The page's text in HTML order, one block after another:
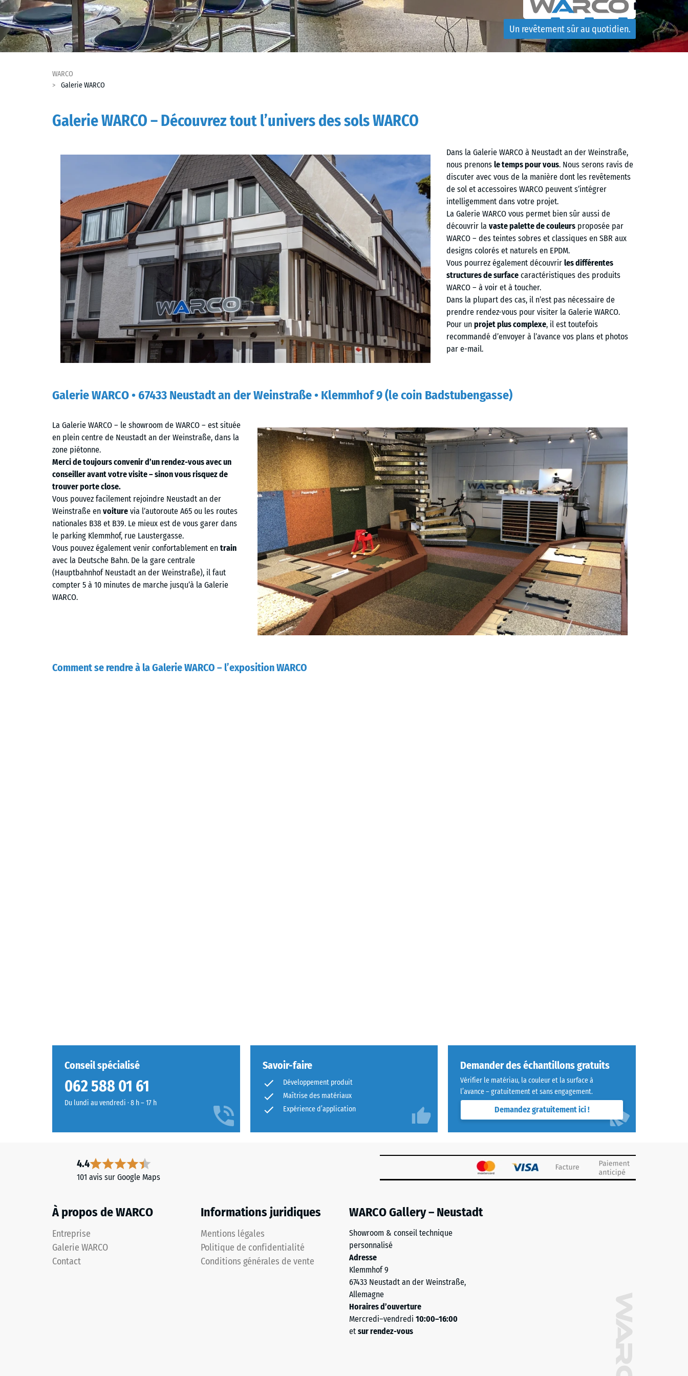
Un revêtement sûr au quotidien.
WARCO
Galerie WARCO
Galerie WARCO – Découvrez tout l’univers des sols WARCO
Dans la Galerie WARCO à Neustadt an der Weinstraße,
nous prenons le temps pour vous. Nous serons ravis de
discuter avec vous de la manière dont les revêtements
de sol et accessoires WARCO peuvent s’intégrer
intelligemment dans votre projet.
La Galerie WARCO vous permet bien sûr aussi de
découvrir la vaste palette de couleurs proposée par
WARCO – des teintes sobres et classiques en SBR aux
designs colorés et naturels en EPDM.
Vous pourrez également découvrir les différentes
structures de surface caractéristiques des produits
WARCO – à voir et à toucher.
Dans la plupart des cas, il n’est pas nécessaire de
prendre rendez-vous pour visiter la Galerie WARCO.
Pour un projet plus complexe, il est toutefois
recommandé d’envoyer à l’avance vos plans et photos
par e-mail.
Galerie WARCO • 67433 Neustadt an der Weinstraße • Klemmhof 9 (le coin Badstubengasse)
La Galerie WARCO – le showroom de WARCO – est située
en plein centre de Neustadt an der Weinstraße, dans la
zone piétonne.
Merci de toujours convenir d’un rendez-vous avec un
conseiller avant votre visite – sinon vous risquez de
trouver porte close.
Vous pouvez facilement rejoindre Neustadt an der
Weinstraße en voiture via l’autoroute A65 ou les routes
nationales B38 et B39. Le mieux est de vous garer dans
le parking Klemmhof, rue Laustergasse.
Vous pouvez également venir confortablement en train
avec la Deutsche Bahn. De la gare centrale
(Hauptbahnhof Neustadt an der Weinstraße), il faut
compter 5 à 10 minutes de marche jusqu’à la Galerie
WARCO.
Comment se rendre à la Galerie WARCO – l’exposition WARCO
Conseil spécialisé
062 588 01 61
Du lundi au vendredi · 8 h – 17 h
Savoir-faire
Développement produit
Maîtrise des matériaux
Expérience d’application
Demander des échantillons gratuits
Vérifier le matériau, la couleur et la surface à
l’avance – gratuitement et sans engagement.
Demandez gratuitement ici !
4.4
101 avis sur Google Maps
À propos de WARCO
Entreprise
Galerie WARCO
Contact
Informations juridiques
Mentions légales
Politique de confidentialité
Conditions générales de vente
WARCO Gallery – Neustadt
Showroom & conseil technique
personnalisé
Adresse
Klemmhof 9
67433 Neustadt an der Weinstraße,
Allemagne
Horaires d’ouverture
Mercredi–vendredi 10:00–16:00
et sur rendez-vous